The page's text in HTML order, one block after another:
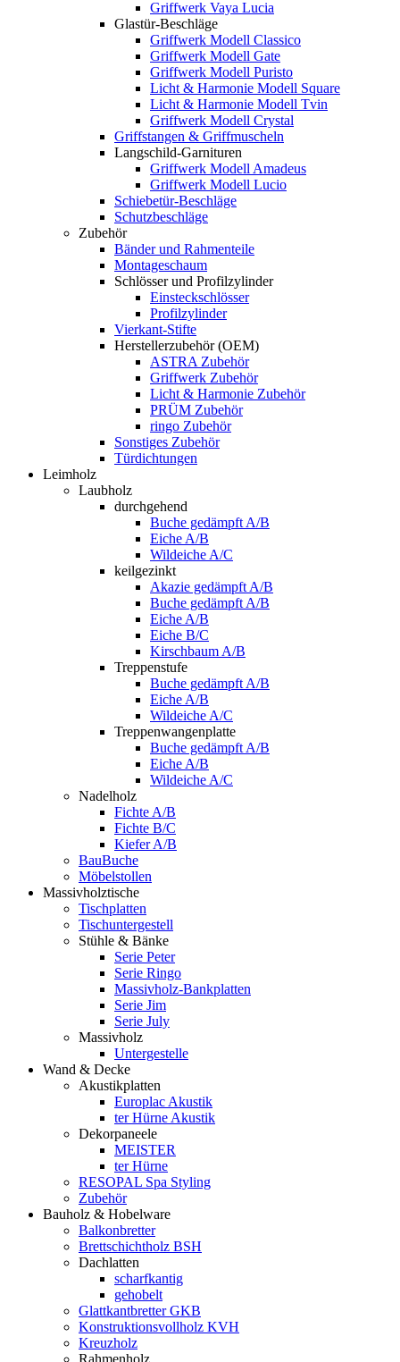
Griffwerk Vaya Lucia
Glastür-Beschläge
Griffwerk Modell Classico
Griffwerk Modell Gate
Griffwerk Modell Puristo
Licht & Harmonie Modell Square
Licht & Harmonie Modell Tvin
Griffwerk Modell Crystal
Griffstangen & Griffmuscheln
Langschild-Garnituren
Griffwerk Modell Amadeus
Griffwerk Modell Lucio
Schiebetür-Beschläge
Schutzbeschläge
Zubehör
Bänder und Rahmenteile
Montageschaum
Schlösser und Profilzylinder
Einsteckschlösser
Profilzylinder
Vierkant-Stifte
Herstellerzubehör (OEM)
ASTRA Zubehör
Griffwerk Zubehör
Licht & Harmonie Zubehör
PRÜM Zubehör
ringo Zubehör
Sonstiges Zubehör
Türdichtungen
Leimholz
Laubholz
durchgehend
Buche gedämpft A/B
Eiche A/B
Wildeiche A/C
keilgezinkt
Akazie gedämpft A/B
Buche gedämpft A/B
Eiche A/B
Eiche B/C
Kirschbaum A/B
Treppenstufe
Buche gedämpft A/B
Eiche A/B
Wildeiche A/C
Treppenwangenplatte
Buche gedämpft A/B
Eiche A/B
Wildeiche A/C
Nadelholz
Fichte A/B
Fichte B/C
Kiefer A/B
BauBuche
Möbelstollen
Massivholztische
Tischplatten
Tischuntergestell
Stühle & Bänke
Serie Peter
Serie Ringo
Massivholz-Bankplatten
Serie Jim
Serie July
Massivholz
Untergestelle
Wand & Decke
Akustikplatten
Europlac Akustik
ter Hürne Akustik
Dekorpaneele
MEISTER
ter Hürne
RESOPAL Spa Styling
Zubehör
Bauholz & Hobelware
Balkonbretter
Brettschichtholz BSH
Dachlatten
scharfkantig
gehobelt
Glattkantbretter GKB
Konstruktionsvollholz KVH
Kreuzholz
Rahmenholz